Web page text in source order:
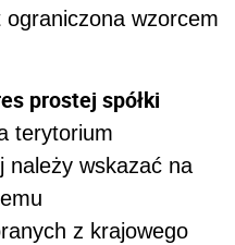
ograniczona wzorcem
prostej spółki
terytorium
należy wskazać na
z krajowego